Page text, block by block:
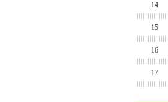
14
15
16
17